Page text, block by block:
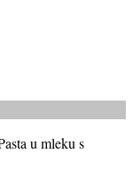
u mleku s